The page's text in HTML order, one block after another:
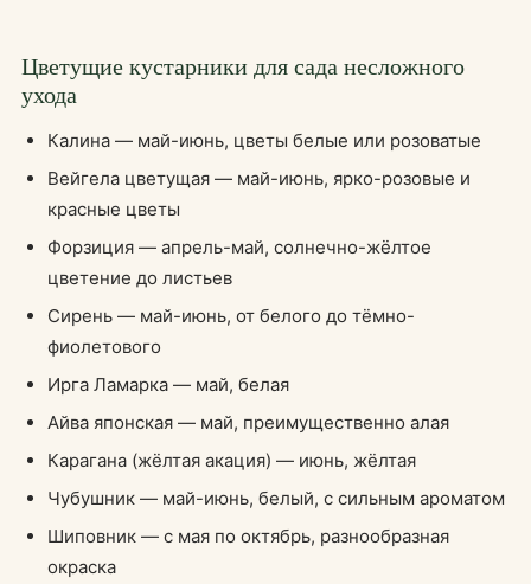
Цветущие кустарники для сада несложного
ухода
Калина — май-июнь, цветы белые или розоватые
Вейгела цветущая — май-июнь, ярко-розовые и
красные цветы
Форзиция — апрель-май, солнечно-жёлтое
цветение до листьев
Сирень — май-июнь, от белого до тёмно-
фиолетового
Ирга Ламарка — май, белая
Айва японская — май, преимущественно алая
Карагана (жёлтая акация) — июнь, жёлтая
Чубушник — май-июнь, белый, с сильным ароматом
Шиповник — с мая по октябрь, разнообразная
окраска